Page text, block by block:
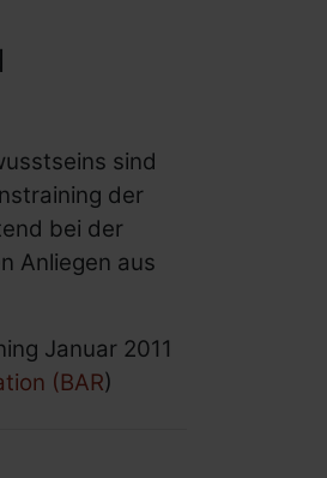
sind
der
bei der
Anliegen aus
Januar 2011
(BAR)